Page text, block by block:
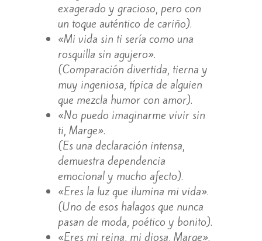
exagerado y gracioso, pero con
un toque auténtico de cariño).
«Mi vida sin ti sería como una
rosquilla sin agujero».
(Comparación divertida, tierna y
muy ingeniosa, típica de alguien
que mezcla humor con amor).
«No puedo imaginarme vivir sin
ti, Marge».
(Es una declaración intensa,
demuestra dependencia
emocional y mucho afecto).
«Eres la luz que ilumina mi vida».
(Uno de esos halagos que nunca
pasan de moda, poético y bonito).
«Eres mi reina, mi diosa, Marge».